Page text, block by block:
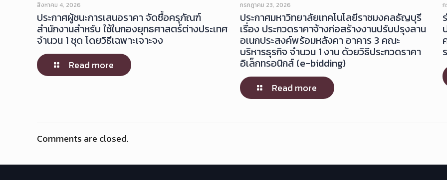
สิงหาคม 4, 2026
ประกาศผู้ชนะการเสนอราคา จัดซื้อครุภัณฑ์
สำนักงานสำหรับ ใช้ในกองยุทธศาสตร์ต่างประเทศ
จำนวน 1 ชุด โดยวิธีเฉพาะเจาะจง
Read more
กรกฎาคม 23, 2026
ประกาศมหาวิทยาลัยเทคโนโลยีราชมงคลธัญบุรี
เรื่อง ประกวดราคาจ้างก่อสร้างงานปรับปรุงลาน
อเนกประสงค์พร้อมหลังคา อาคาร 3 คณะ
บริหารธุรกิจ จำนวน 1 งาน ด้วยวิธีประกวดราคา
อิเล็กทรอนิกส์ (e-bidding)
Read more
Comments are closed.